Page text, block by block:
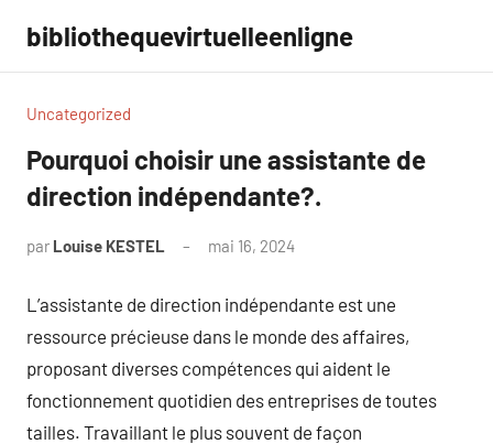
contenu
bibliothequevirtuelleenligne
Uncategorized
Pourquoi choisir une assistante de
direction indépendante?.
par Louise KESTEL mai 16, 2024
L’assistante de direction indépendante est une
ressource précieuse dans le monde des affaires,
proposant diverses compétences qui aident le
fonctionnement quotidien des entreprises de toutes
tailles. Travaillant le plus souvent de façon